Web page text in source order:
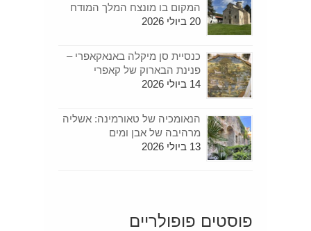
המקום בו מונצח המלך המודח
20 ביולי 2026
כנסיית סן מיקלה באנאקאפרי –
פנינת הבארוק של קאפרי
14 ביולי 2026
הנאומכיה של טאורמינה: אשליה
מרהיבה של אבן ומים
13 ביולי 2026
פוסטים פופולריים